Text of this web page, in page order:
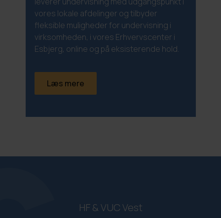
vores lokale afdelinger og tilbyder
fleksible muligheder for undervisning i
virksomheden, i vores Erhvervscenter i
Esbjerg, online og på eksisterende hold.
Læs mere
HF & VUC Vest